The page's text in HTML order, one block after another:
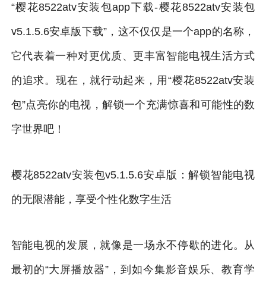
“樱花8522atv安装包app下载-樱花8522atv安装包
v5.1.5.6安卓版下载”，这不仅仅是一个app的名称，
它代表着一种对更优质、更丰富智能电视生活方式
的追求。现在，就行动起来，用“樱花8522atv安装
包”点亮你的电视，解锁一个充满惊喜和可能性的数
字世界吧！
樱花8522atv安装包v5.1.5.6安卓版：解锁智能电视
的无限潜能，享受个性化数字生活
智能电视的发展，就像是一场永不停歇的进化。从
最初的“大屏播放器”，到如今集影音娱乐、教育学